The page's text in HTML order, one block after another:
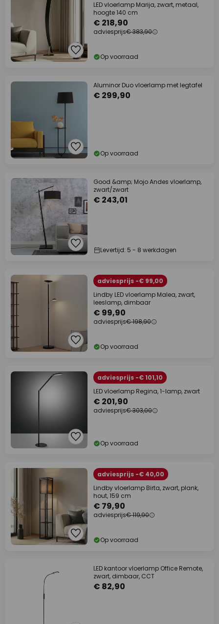
LED vloerlamp Marija, zwart, metaal,
hoogte 140 cm
€ 218,90
adviesprijs€ 383,90
Op voorraad
Aluminor Duo vloerlamp met legtafel
€ 299,90
Op voorraad
Good &amp; Mojo Andes vloerlamp,
zwart/zwart
€ 243,01
Levertijd: 5 - 8 werkdagen
adviesprijs -€ 99,00
Lindby LED vloerlamp Malea, zwart,
leeslamp, dimbaar
€ 99,90
adviesprijs€ 198,90
Op voorraad
adviesprijs -€ 101,10
LED vloerlamp Regina, 1-lamp, zwart
€ 201,90
adviesprijs€ 303,00
Op voorraad
adviesprijs -€ 40,00
Lindby vloerlamp Birta, zwart, plank,
hout, 159 cm
€ 79,90
adviesprijs€ 119,90
Op voorraad
LED kantoor vloerlamp Office Remote,
zwart, dimbaar, CCT
€ 82,90